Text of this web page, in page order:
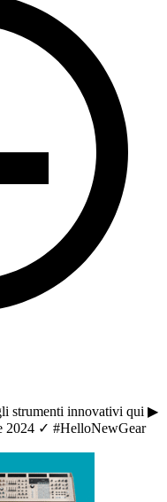
strumenti innovativi qui ▶︎
2024 ✓ #HelloNewGear